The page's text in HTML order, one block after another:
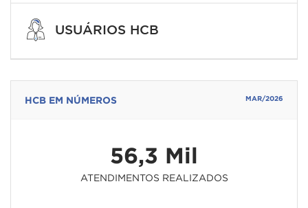
USUÁRIOS HCB
HCB EM NÚMEROS MAR/2026
56,3 Mil
ATENDIMENTOS REALIZADOS